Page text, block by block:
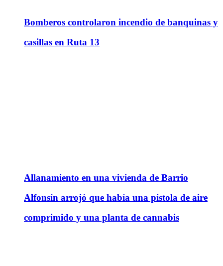
Bomberos controlaron incendio de banquinas y
casillas en Ruta 13
Allanamiento en una vivienda de Barrio
Alfonsín arrojó que había una pistola de aire
comprimido y una planta de cannabis